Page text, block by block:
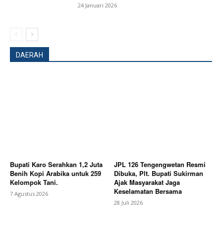
24 Januari 2026
DAERAH
Bupati Karo Serahkan 1,2 Juta
Benih Kopi Arabika untuk 259
Kelompok Tani.
7 Agustus 2026
JPL 126 Tengengwetan Resmi
Dibuka, Plt. Bupati Sukirman
Ajak Masyarakat Jaga
Keselamatan Bersama
28 Juli 2026